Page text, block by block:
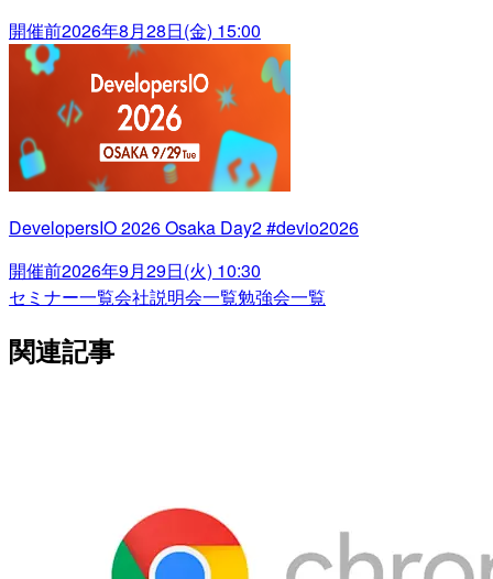
開催前2026年8月28日(金) 15:00
DevelopersIO 2026 Osaka Day2 #devio2026
開催前2026年9月29日(火) 10:30
セミナー一覧会社説明会一覧勉強会一覧
関連記事